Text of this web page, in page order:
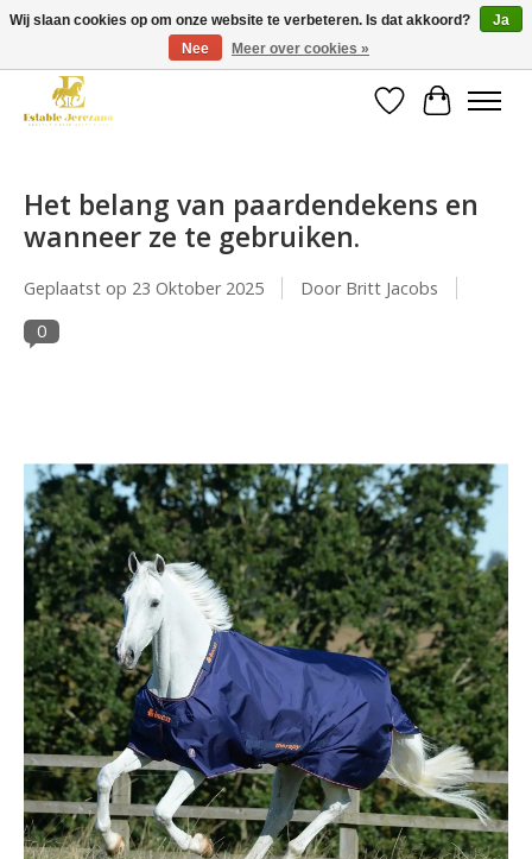
Gratis verzending vanaf €49 op een groot deel van ons assortiment
Verlanglijst
Het belang van paardendekens en
wanneer ze te gebruiken.
Geplaatst op 23 Oktober 2025
Door Britt Jacobs
0
Wij slaan cookies op om onze website te verbeteren. Is dat akkoord?
Ja
Nee
Meer over cookies »